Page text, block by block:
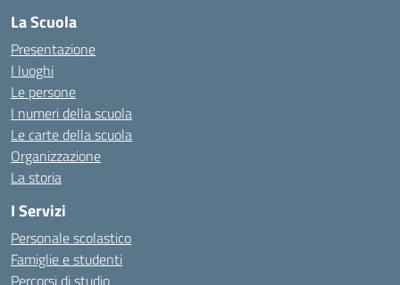
La Scuola
Presentazione
I luoghi
Le persone
I numeri della scuola
Le carte della scuola
Organizzazione
La storia
I Servizi
Personale scolastico
Famiglie e studenti
Percorsi di studio